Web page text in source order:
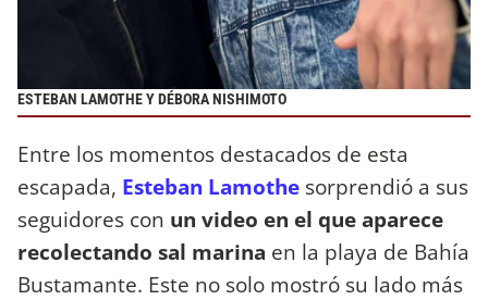
ESTEBAN LAMOTHE Y DÉBORA NISHIMOTO
Entre los momentos destacados de esta
escapada, Esteban Lamothe sorprendió a sus
seguidores con un video en el que aparece
recolectando sal marina en la playa de Bahía
Bustamante. Este no solo mostró su lado más